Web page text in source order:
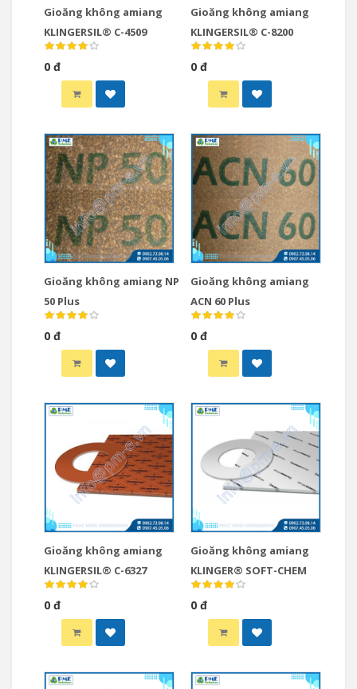
Gioăng không amiang
KLINGERSIL® C-4509
0 đ
Gioăng không amiang
KLINGERSIL® C-8200
0 đ
Gioăng không amiang NP
50 Plus
0 đ
Gioăng không amiang
ACN 60 Plus
0 đ
Gioăng không amiang
KLINGERSIL® C-6327
0 đ
Gioăng không amiang
KLINGER® SOFT-CHEM
0 đ